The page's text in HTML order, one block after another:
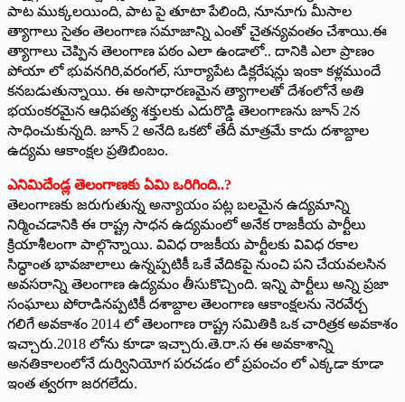
పాట ముక్కలయింది, పాట పై తూటా పేలింది, నూనూగు మీసాల
త్యాగాలు సైతం తెలంగాణ సమాజాన్ని ఎంతో చైతన్యవంతం చేశాయి.ఈ
త్యాగాలు చెప్పిన తెలంగాణ పఠం ఎలా ఉండాలో.. దానికి ఎలా ప్రాణం
పోయా లో భువనగిరి,వరంగల్‌, ‌సూర్యాపేట డిక్లరేషన్లు ఇంకా కళ్లముందే
కనబడుతున్నాయి. ఈ అసాధారణమైన త్యాగాలతో దేశంలోనే అతి
భయంకరమైన ఆధిపత్య శక్తులకు ఎదురొడ్డి తెలంగాణను జూన్‌ 2‌న
సాధించుకున్నది. జూన్‌ 2 అనేది ఒకటో తేదీ మాత్రమే కాదు దశాబ్దాల
ఉద్యమ ఆకాంక్షల ప్రతిబింబం.
ఎనిమిదేండ్ల తెలంగాణకు ఏమి ఒరిగింది..?
తెలంగాణకు జరుగుతున్న అన్యాయం పట్ల బలమైన ఉద్యమాన్ని
నిర్మించడానికి ఈ రాష్ట్ర సాధన ఉద్యమంలో అనేక రాజకీయ పార్టీలు
క్రియాశీలంగా పాల్గొన్నాయి. వివిధ రాజకీయ పార్టీలకు వివిధ రకాల
సిద్ధాంత భావజాలాలు ఉన్నప్పటికీ ఒకే వేదికపై నుంచి పని చేయవలసిన
అవసరాన్ని తెలంగాణ ఉద్యమం తీసుకొచ్చింది. ఇన్ని పార్టీలు అన్ని ప్రజా
సంఘాలు పోరాడినప్పటికీ దశాబ్దాల తెలంగాణ ఆకాంక్షలను నెరవేర్చ
గలిగే అవకాశం 2014 లో తెలంగాణ రాష్ట్ర సమితికి ఒక చారిత్రక అవకాశం
ఇచ్చారు.2018 లోను కూడా ఇచ్చారు.తె.రా.స ఈ అవకాశాన్ని
అనతికాలంలోనే దుర్వినియోగ పరచడం లో ప్రపంచం లో ఎక్కడా కూడా
ఇంత త్వరగా జరగలేదు.